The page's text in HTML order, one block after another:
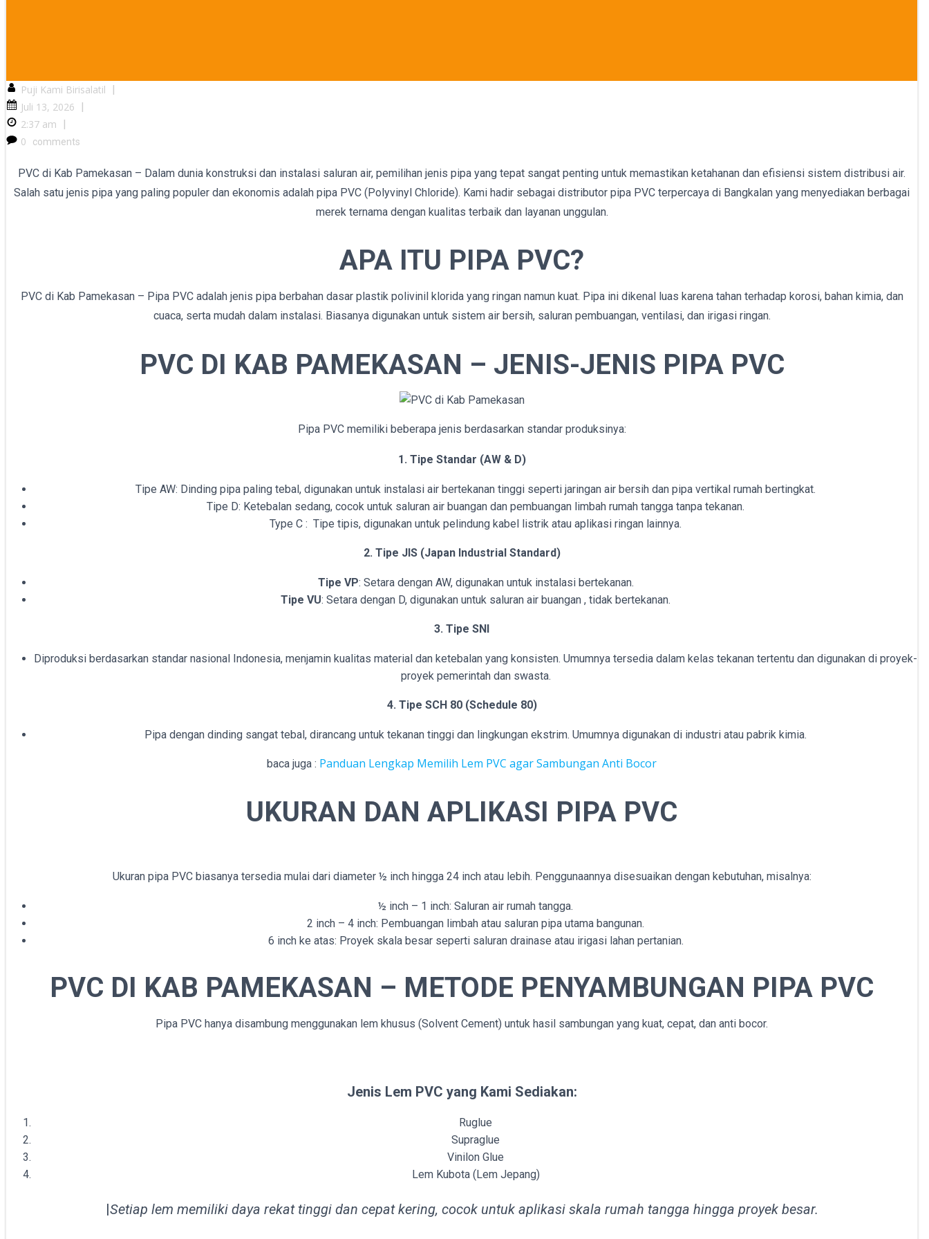
Puji Kami Birisalatil
Juli 13, 2026
2:37 am
0
comments
PVC di Kab Pamekasan – Dalam dunia konstruksi dan instalasi saluran air, pemilihan jenis pipa yang tepat sangat penting untuk memastikan ketahanan dan efisiensi sistem distribusi air.
Salah satu jenis pipa yang paling populer dan ekonomis adalah pipa PVC (Polyvinyl Chloride). Kami hadir sebagai distributor pipa PVC terpercaya di Bangkalan yang menyediakan berbagai
merek ternama dengan kualitas terbaik dan layanan unggulan.
APA ITU PIPA PVC?
PVC di Kab Pamekasan – Pipa PVC adalah jenis pipa berbahan dasar plastik polivinil klorida yang ringan namun kuat. Pipa ini dikenal luas karena tahan terhadap korosi, bahan kimia, dan
cuaca, serta mudah dalam instalasi. Biasanya digunakan untuk sistem air bersih, saluran pembuangan, ventilasi, dan irigasi ringan.
PVC DI KAB PAMEKASAN – JENIS-JENIS PIPA PVC
Pipa PVC memiliki beberapa jenis berdasarkan standar produksinya:
1. Tipe Standar (AW & D)
Tipe AW: Dinding pipa paling tebal, digunakan untuk instalasi air bertekanan tinggi seperti jaringan air bersih dan pipa vertikal rumah bertingkat.
Tipe D: Ketebalan sedang, cocok untuk saluran air buangan dan pembuangan limbah rumah tangga tanpa tekanan.
Type C : Tipe tipis, digunakan untuk pelindung kabel listrik atau aplikasi ringan lainnya.
2. Tipe JIS (Japan Industrial Standard)
Tipe VP: Setara dengan AW, digunakan untuk instalasi bertekanan.
Tipe VU: Setara dengan D, digunakan untuk saluran air buangan , tidak bertekanan.
3. Tipe SNI
Diproduksi berdasarkan standar nasional Indonesia, menjamin kualitas material dan ketebalan yang konsisten. Umumnya tersedia dalam kelas tekanan tertentu dan digunakan di proyek-
proyek pemerintah dan swasta.
4. Tipe SCH 80 (Schedule 80)
Pipa dengan dinding sangat tebal, dirancang untuk tekanan tinggi dan lingkungan ekstrim. Umumnya digunakan di industri atau pabrik kimia.
baca juga : Panduan Lengkap Memilih Lem PVC agar Sambungan Anti Bocor
UKURAN DAN APLIKASI PIPA PVC
Ukuran pipa PVC biasanya tersedia mulai dari diameter ½ inch hingga 24 inch atau lebih. Penggunaannya disesuaikan dengan kebutuhan, misalnya:
½ inch – 1 inch: Saluran air rumah tangga.
2 inch – 4 inch: Pembuangan limbah atau saluran pipa utama bangunan.
6 inch ke atas: Proyek skala besar seperti saluran drainase atau irigasi lahan pertanian.
PVC DI KAB PAMEKASAN – METODE PENYAMBUNGAN PIPA PVC
Pipa PVC hanya disambung menggunakan lem khusus (Solvent Cement) untuk hasil sambungan yang kuat, cepat, dan anti bocor.
Jenis Lem PVC yang Kami Sediakan:
Ruglue
Supraglue
Vinilon Glue
Lem Kubota (Lem Jepang)
|Setiap lem memiliki daya rekat tinggi dan cepat kering, cocok untuk aplikasi skala rumah tangga hingga proyek besar.